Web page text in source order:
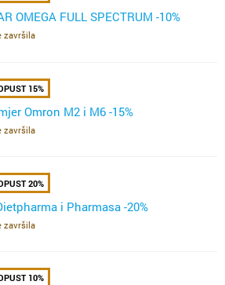
OMEGA FULL SPECTRUM -10%
završila
15%
Omron M2 i M6 -15%
završila
20%
i Pharmasa -20%
završila
10%